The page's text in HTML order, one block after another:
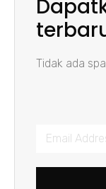
Tidak ada